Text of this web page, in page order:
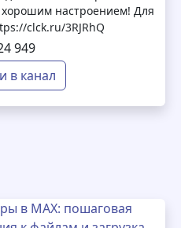
настроением! Для
clck.ru/3RJRhQ
949
в канал